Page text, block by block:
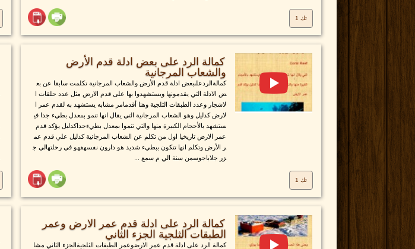
تك 1
كمالة الرد على بعض ادلة قدم الأرض
والشعاب المرجانية
كمالةالردعلىبعض ادلة قدم الأرض والشعاب المرجانية تكلمت سابقا عن بع
ض الادلة التي يقدمونها ويستشهدوا بها على قدم الارض مثل عدد حلقات ا
لاشجار وعدد الطبقات الثلجية وهنا أقدمامر مشابه يستشهد به لقدم عمر ا
لارض كدليل وهو الشعاب المرجانية التي يقال انها تنمو بمعدل بطيء جدا في
ستشهد بالأحجام الكبيرة منها والتي تنموا بمعدل بطيءجداكدليل يؤكد قدم
عمر الارض تاريخيا اول من تكلم عن الشعاب المرجانية كدليل علي قدم عم
ر الأرض وتكلم انها تتكون ببطيء شديد هو دارون نفسهفهو في رحلتهالي ج
زر جلاباجوسمن سنة الي م سمع ...
تك 1
كمالة الرد على ادلة قدم عمر الارض وعمر
الطبقات الثلجية الجزء الثاني
كمالة الرد على ادلة قدم عمر الارضوعمر الطبقات الثلجيةالجزء الثاني مشا